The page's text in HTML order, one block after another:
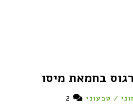
בחמאת מיסו
/ טבעוני 2